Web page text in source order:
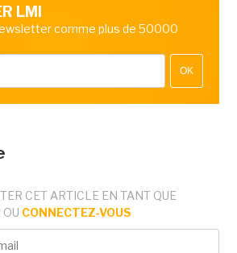
LMI
comme plus de 50000
OK
CET ARTICLE EN TANT QUE
OU CONNECTEZ-VOUS